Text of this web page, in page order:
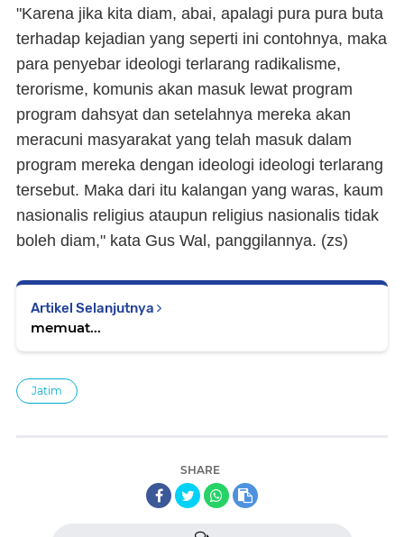
"Karena jika kita diam, abai, apalagi pura pura buta
terhadap kejadian yang seperti ini contohnya, maka
para penyebar ideologi terlarang radikalisme,
terorisme, komunis akan masuk lewat program
program dahsyat dan setelahnya mereka akan
meracuni masyarakat yang telah masuk dalam
program mereka dengan ideologi ideologi terlarang
tersebut. Maka dari itu kalangan yang waras, kaum
nasionalis religius ataupun religius nasionalis tidak
boleh diam," kata Gus Wal, panggilannya. (zs)
Artikel Selanjutnya
memuat...
Jatim
SHARE